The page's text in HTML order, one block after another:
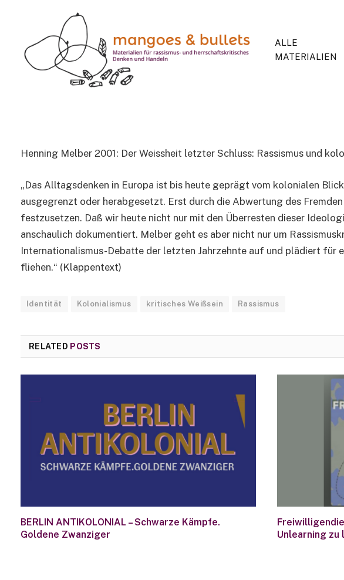
ALLE
MATERIALIEN
FACHLITERATUR
Der Weissheit letzter Schluss:
kolonialer Blick
Henning Melber 2001: Der Weissheit letzter Schluss: Rassismus und
„Das Alltagsdenken in Europa ist bis heute geprägt vom kolonialen
ausgegrenzt oder herabgesetzt. Erst durch die Abwertung des
festzusetzen. Daß wir heute nicht nur mit den Überresten dieser
anschaulich dokumentiert. Melber geht es aber nicht nur um
Internationalismus-Debatte der letzten Jahrzehnte auf und plädiert für
fliehen.“ (Klappentext)
Identität Kolonialismus kritisches Weißsein Rassismus
RELATED POSTS
BERLIN ANTIKOLONIAL – Schwarze Kämpfe.
Goldene Zwanziger
Unlearning zu